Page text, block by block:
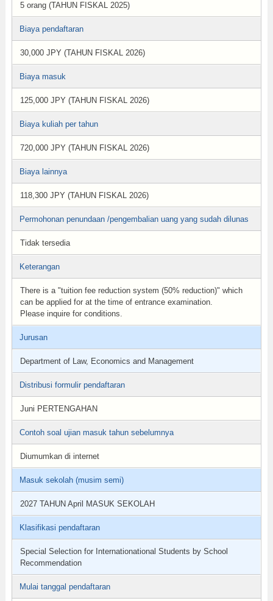
5 orang (TAHUN FISKAL 2025)
Biaya pendaftaran
30,000 JPY (TAHUN FISKAL 2026)
Biaya masuk
125,000 JPY (TAHUN FISKAL 2026)
Biaya kuliah per tahun
720,000 JPY (TAHUN FISKAL 2026)
Biaya lainnya
118,300 JPY (TAHUN FISKAL 2026)
Permohonan penundaan /pengembalian uang yang sudah dilunas
Tidak tersedia
Keterangan
There is a "tuition fee reduction system (50% reduction)" which
can be applied for at the time of entrance examination.
Please inquire for conditions.
Jurusan
Department of Law, Economics and Management
Distribusi formulir pendaftaran
Juni PERTENGAHAN
Contoh soal ujian masuk tahun sebelumnya
Diumumkan di internet
Masuk sekolah (musim semi)
2027 TAHUN April MASUK SEKOLAH
Klasifikasi pendaftaran
Special Selection for Internationational Students by School
Recommendation
Mulai tanggal pendaftaran